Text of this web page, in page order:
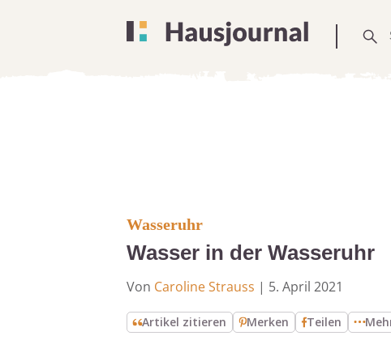
Wasseruhr
Wasser in der Wasseruhr
Von Caroline Strauss | 5. April 2021
Artikel zitieren Merken Teilen